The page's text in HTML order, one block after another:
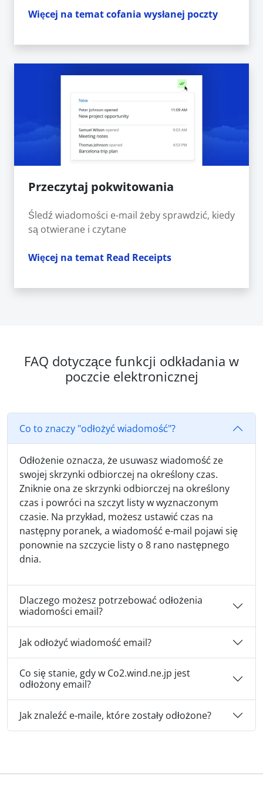
Więcej na temat cofania wysłanej poczty
Przeczytaj pokwitowania
Śledź wiadomości e-mail żeby sprawdzić, kiedy
są otwierane i czytane
Więcej na temat Read Receipts
FAQ dotyczące funkcji odkładania w
poczcie elektronicznej
Co to znaczy "odłożyć wiadomość"?
Odłożenie oznacza, że usuwasz wiadomość ze
swojej skrzynki odbiorczej na określony czas.
Zniknie ona ze skrzynki odbiorczej na określony
czas i powróci na szczyt listy w wyznaczonym
czasie. Na przykład, możesz ustawić czas na
następny poranek, a wiadomość e-mail pojawi się
ponownie na szczycie listy o 8 rano następnego
dnia.
Dlaczego możesz potrzebować odłożenia
wiadomości email?
Jak odłożyć wiadomość email?
Co się stanie, gdy w Co2.wind.ne.jp jest
odłożony email?
Jak znaleźć e-maile, które zostały odłożone?